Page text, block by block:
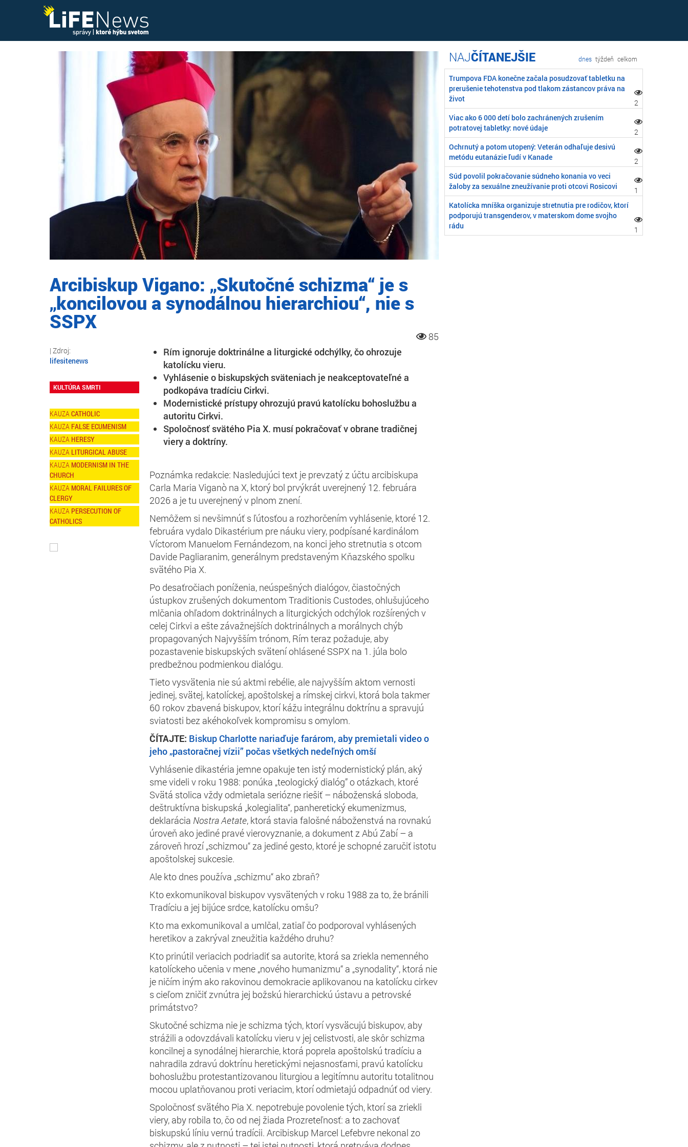
Arcibiskup Vigano: „Skutočné schizma“ je s
„koncilovou a synodálnou hierarchiou“, nie s
SSPX
85
lifesitenews
KULTÚRA SMRTI
CATHOLIC
FALSE ECUMENISM
HERESY
LITURGICAL ABUSE
MODERNISM IN THE
CHURCH
MORAL FAILURES OF
CLERGY
PERSECUTION OF
CATHOLICS
Rím ignoruje doktrinálne a liturgické odchýlky, čo ohrozuje
katolícku vieru.
Vyhlásenie o biskupských sväteniach je neakceptovateľné a
podkopáva tradíciu Cirkvi.
Modernistické prístupy ohrozujú pravú katolícku bohoslužbu a
autoritu Cirkvi.
Spoločnosť svätého Pia X. musí pokračovať v obrane tradičnej
viery a doktríny.
Poznámka redakcie: Nasledujúci text je prevzatý z účtu arcibiskupa
Carla Maria Viganò na X, ktorý bol prvýkrát uverejnený 12. februára
2026 a je tu uverejnený v plnom znení.
Nemôžem si nevšimnúť s ľútosťou a rozhorčením vyhlásenie, ktoré 12.
februára vydalo Dikastérium pre náuku viery, podpísané kardinálom
Víctorom Manuelom Fernándezom, na konci jeho stretnutia s otcom
Davide Pagliaranim, generálnym predstaveným Kňazského spolku
svätého Pia X.
Po desaťročiach poníženia, neúspešných dialógov, čiastočných
ústupkov zrušených dokumentom Traditionis Custodes, ohlušujúceho
mlčania ohľadom doktrinálnych a liturgických odchýlok rozšírených v
celej Cirkvi a ešte závažnejších doktrinálnych a morálnych chýb
propagovaných Najvyšším trónom, Rím teraz požaduje, aby
pozastavenie biskupských svätení ohlásené SSPX na 1. júla bolo
predbežnou podmienkou dialógu.
Tieto vysvätenia nie sú aktmi rebélie, ale najvyšším aktom vernosti
jedinej, svätej, katolíckej, apoštolskej a rímskej cirkvi, ktorá bola takmer
60 rokov zbavená biskupov, ktorí kážu integrálnu doktrínu a spravujú
sviatosti bez akéhokoľvek kompromisu s omylom.
ČÍTAJTE: Biskup Charlotte nariaďuje farárom, aby premietali video o
jeho „pastoračnej vízii” počas všetkých nedeľných omší
Vyhlásenie dikastéria jemne opakuje ten istý modernistický plán, aký
sme videli v roku 1988: ponúka „teologický dialóg” o otázkach, ktoré
Svätá stolica vždy odmietala seriózne riešiť – náboženská sloboda,
deštruktívna biskupská „kolegialita“, panheretický ekumenizmus,
deklarácia Nostra Aetate, ktorá stavia falošné náboženstvá na rovnakú
úroveň ako jediné pravé vierovyznanie, a dokument z Abú Zabí – a
zároveň hrozí „schizmou“ za jediné gesto, ktoré je schopné zaručiť istotu
apoštolskej sukcesie.
Ale kto dnes používa „schizmu“ ako zbraň?
Kto exkomunikoval biskupov vysvätených v roku 1988 za to, že bránili
Tradíciu a jej bijúce srdce, katolícku omšu?
Kto ma exkomunikoval a umlčal, zatiaľ čo podporoval vyhlásených
heretikov a zakrýval zneužitia každého druhu?
Kto prinútil veriacich podriadiť sa autorite, ktorá sa zriekla nemenného
katolíckeho učenia v mene „nového humanizmu“ a „synodality“, ktorá nie
je ničím iným ako rakovinou demokracie aplikovanou na katolícku cirkev
s cieľom zničiť zvnútra jej božskú hierarchickú ústavu a petrovské
primátstvo?
Skutočné schizma nie je schizma tých, ktorí vysväcujú biskupov, aby
strážili a odovzdávali katolícku vieru v jej celistvosti, ale skôr schizma
koncilnej a synodálnej hierarchie, ktorá poprela apoštolskú tradíciu a
nahradila zdravú doktrínu heretickými nejasnosťami, pravú katolícku
bohoslužbu protestantizovanou liturgiou a legitímnu autoritu totalitnou
mocou uplatňovanou proti veriacim, ktorí odmietajú odpadnúť od viery.
Spoločnosť svätého Pia X. nepotrebuje povolenie tých, ktorí sa zriekli
viery, aby robila to, čo od nej žiada Prozreteľnosť: a to zachovať
biskupskú líniu vernú tradícii. Arcibiskup Marcel Lefebvre nekonal zo
ČÍTANEJŠIE dnes týždeň celkom
Trumpova FDA konečne začala posudzovať tabletku na
prerušenie tehotenstva pod tlakom zástancov práva na
život
2
Viac ako 6 000 detí bolo zachránených zrušením
potratovej tabletky: nové údaje
2
Ochrnutý a potom utopený: Veterán odhaľuje desivú
metódu eutanázie ľudí v Kanade
2
Súd povolil pokračovanie súdneho konania vo veci
žaloby za sexuálne zneužívanie proti otcovi Rosicovi
1
Katolícka mníška organizuje stretnutia pre rodičov, ktorí
podporujú transgenderov, v materskom dome svojho
rádu
1